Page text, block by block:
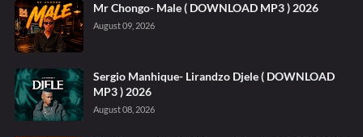
Mr Chongo- Male ( DOWNLOAD MP3 ) 2026
August 09, 2026
Sergio Manhique- Lirandzo Djele ( DOWNLOAD
MP3 ) 2026
August 08, 2026